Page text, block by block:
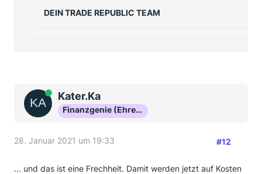
DEIN TRADE REPUBLIC TEAM
OnlineKater.Ka
Finanzgenie (Ehrenmitglied)
28. Januar 2021 um 19:33 #12
... und das ist eine Frechheit. Damit werden jetzt auf Kosten